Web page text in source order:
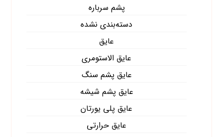
پشم سرباره
دسته‌بندی نشده
عایق
عایق الاستومری
عایق پشم سنگ
عایق پشم شیشه
عایق پلی یورتان
عایق حرارتی